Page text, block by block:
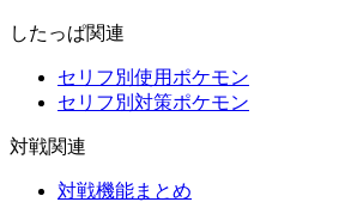
したっぱ関連
セリフ別使用ポケモン
セリフ別対策ポケモン
対戦関連
対戦機能まとめ